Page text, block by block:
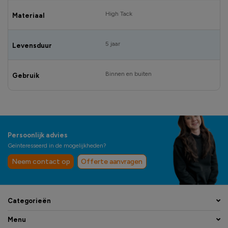
Materiaal High Tack
Levensduur 5 jaar
Gebruik Binnen en buiten
Persoonlijk advies
Geïnteresseerd in de mogelijkheden?
Neem contact op Offerte aanvragen
Categorieën
Menu